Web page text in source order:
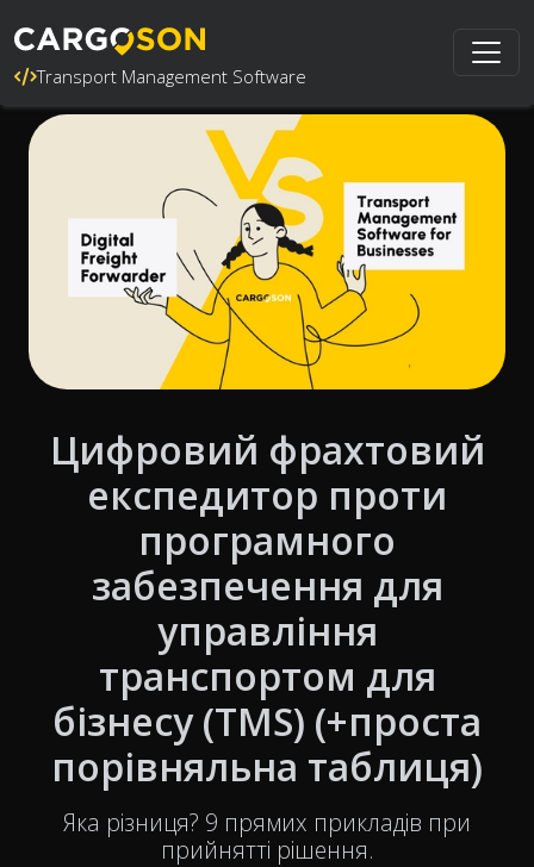
Transport Management Software
Цифровий фрахтовий
експедитор проти
програмного
забезпечення для
управління
транспортом для
бізнесу (TMS) (+проста
порівняльна таблиця)
Яка різниця? 9 прямих прикладів при
прийнятті рішення.